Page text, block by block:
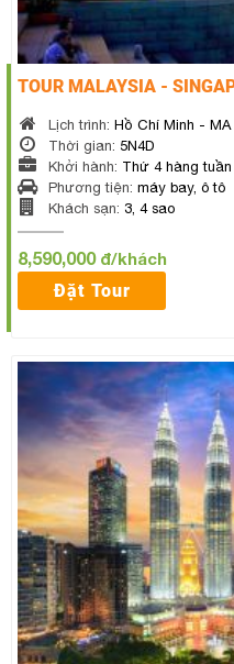
TOUR MALAYSIA -
Lịch trình: Hồ Chí Minh - MA
Thời gian: 5N4D
Khởi hành: Thứ 4 hàng tuần
Phương tiện: máy bay, ô tô
Khách sạn: 3, 4 sao
8,590,000 đ/khách
Đặt Tour